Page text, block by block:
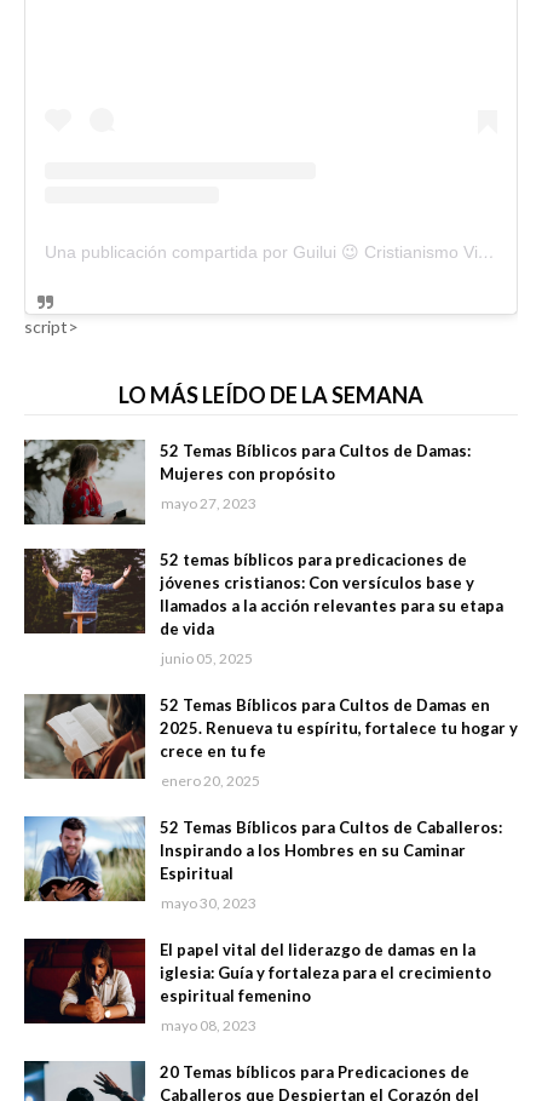
Una publicación compartida por Guilui 😉 Cristianismo Viral (@guiluiviral)
script>
LO MÁS LEÍDO DE LA SEMANA
52 Temas Bíblicos para Cultos de Damas:
Mujeres con propósito
mayo 27, 2023
52 temas bíblicos para predicaciones de
jóvenes cristianos: Con versículos base y
llamados a la acción relevantes para su etapa
de vida
junio 05, 2025
52 Temas Bíblicos para Cultos de Damas en
2025. Renueva tu espíritu, fortalece tu hogar y
crece en tu fe
enero 20, 2025
52 Temas Bíblicos para Cultos de Caballeros:
Inspirando a los Hombres en su Caminar
Espiritual
mayo 30, 2023
El papel vital del liderazgo de damas en la
iglesia: Guía y fortaleza para el crecimiento
espiritual femenino
mayo 08, 2023
20 Temas bíblicos para Predicaciones de
Caballeros que Despiertan el Corazón del